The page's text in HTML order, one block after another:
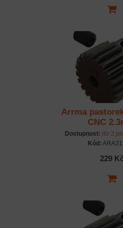
Arrma
CNC
Dostupnost: do 2
Kód:
229